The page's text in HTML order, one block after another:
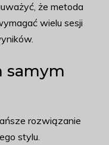
że metoda
wielu sesji
samym
rozwiązanie
stylu.